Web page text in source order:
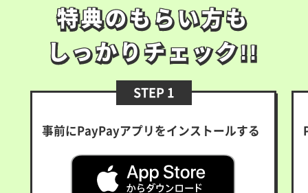
特典のもらい方も
しっかりチェック!!
特典のもらい方も
しっかりチェック!!
STEP 1
事前にPayPayアプリをインストールする